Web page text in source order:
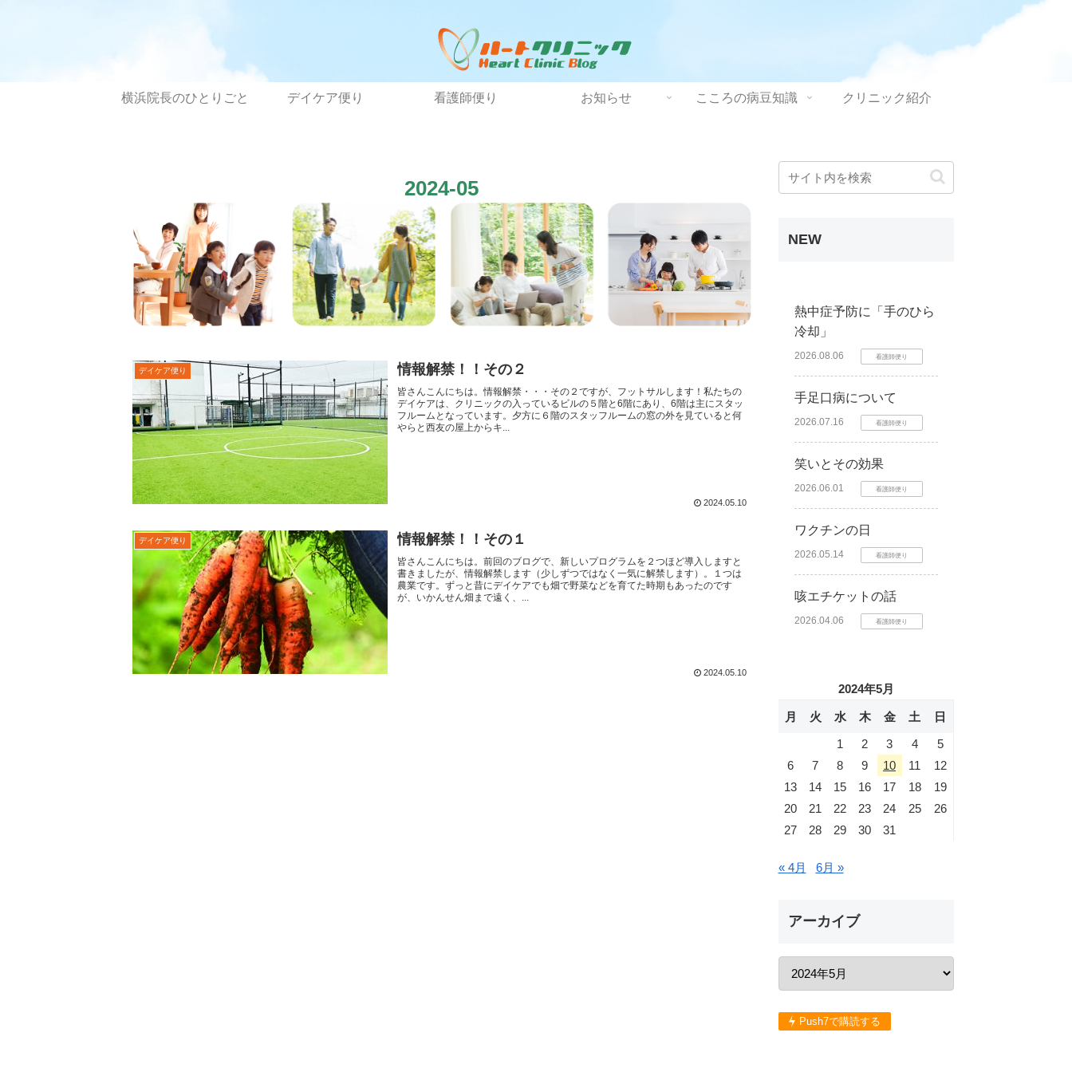
横浜院長のひとりごと デイケア便り 看護師便り お知らせ こころの病豆知識 クリニック紹介
2024-05
デイケア便り 情報解禁！！その２
皆さんこんにちは。情報解禁・・・その２ですが、フットサルします！私たちの
デイケアは、クリニックの入っているビルの５階と6階にあり、6階は主にスタッ
フルームとなっています。夕方に６階のスタッフルームの窓の外を見ていると何
やらと西友の屋上からキ...
2024.05.10
デイケア便り 情報解禁！！その１
皆さんこんにちは。前回のブログで、新しいプログラムを２つほど導入しますと
書きましたが、情報解禁します（少しずつではなく一気に解禁します）。１つは
農業です。ずっと昔にデイケアでも畑で野菜などを育てた時期もあったのです
が、いかんせん畑まで遠く、...
2024.05.10
NEW
熱中症予防に「手のひら
冷却」
2026.08.06 看護師便り
手足口病について
2026.07.16 看護師便り
笑いとその効果
2026.06.01 看護師便り
ワクチンの日
2026.05.14 看護師便り
咳エチケットの話
2026.04.06 看護師便り
2024年5月
月 火 水 木 金 土
日
1
2 3 4
5
6
7 8 9 10 11
12
13
14 15 16 17 18
19
20
21 22 23 24 25
26
27
28 29 30 31
« 4月 6月 »
アーカイブ
Push7で購読する